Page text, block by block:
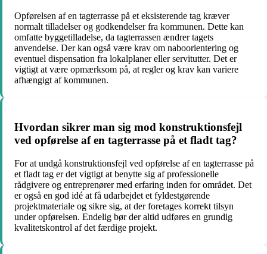
Opførelsen af en tagterrasse på et eksisterende tag kræver
normalt tilladelser og godkendelser fra kommunen. Dette kan
omfatte byggetilladelse, da tagterrassen ændrer tagets
anvendelse. Der kan også være krav om naboorientering og
eventuel dispensation fra lokalplaner eller servitutter. Det er
vigtigt at være opmærksom på, at regler og krav kan variere
afhængigt af kommunen.
Hvordan sikrer man sig mod konstruktionsfejl
ved opførelse af en tagterrasse på et fladt tag?
For at undgå konstruktionsfejl ved opførelse af en tagterrasse på
et fladt tag er det vigtigt at benytte sig af professionelle
rådgivere og entreprenører med erfaring inden for området. Det
er også en god idé at få udarbejdet et fyldestgørende
projektmateriale og sikre sig, at der foretages korrekt tilsyn
under opførelsen. Endelig bør der altid udføres en grundig
kvalitetskontrol af det færdige projekt.